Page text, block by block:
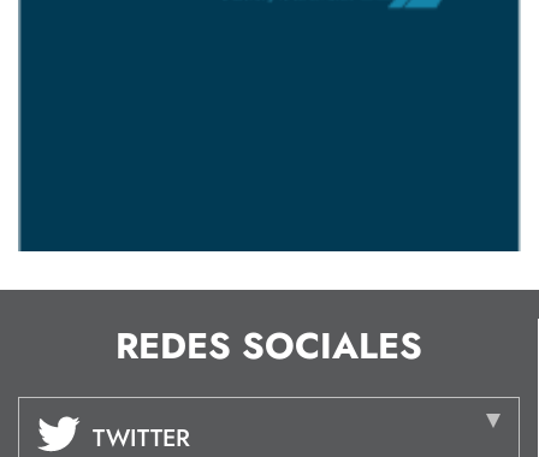
REDES SOCIALES
TWITTER